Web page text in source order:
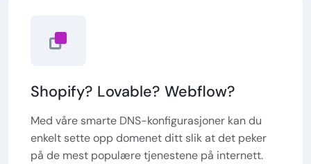
Shopify? Lovable? Webflow?
Med våre smarte DNS-konfigurasjoner kan du
enkelt sette opp domenet ditt slik at det peker
på de mest populære tjenestene på internett.